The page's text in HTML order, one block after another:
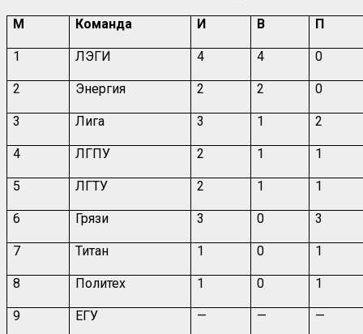
М Команда И В П
1 ЛЭГИ 4 4 0
2 Энергия 2 2 0
3 Лига 3 1 2
4 ЛГПУ 2 1 1
5 ЛГТУ 2 1 1
6 Грязи 3 0 3
7 Титан 1 0 1
8 Политех 1 0 1
9 ЕГУ — — —